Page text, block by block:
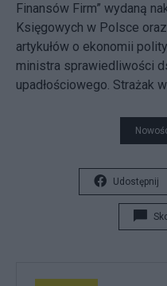
Finansów Firm” wydaną
Księgowych w Polsce
artykułów o ekonomii
ministra sprawiedliwości
upadłościowego. Strażak
Udostępnij